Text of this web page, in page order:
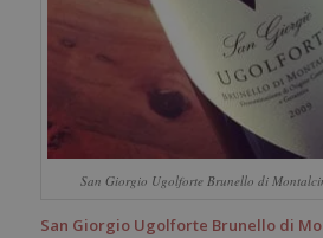
San Giorgio Ugolforte Brunello di
San Giorgio Ugolforte Brunello di